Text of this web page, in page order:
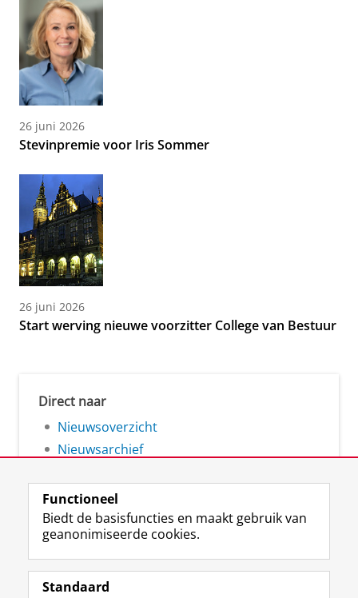
26 juni 2026
Stevinpremie voor Iris Sommer
26 juni 2026
Start werving nieuwe voorzitter College van Bestuur
Direct naar
Nieuwsoverzicht
Nieuwsarchief
Volg de RUG
F
a
L
i
R
S
I
n
Y
o
Functioneel
Biedt de basisfuncties en maakt gebruik van
geanonimiseerde cookies.
Standaard